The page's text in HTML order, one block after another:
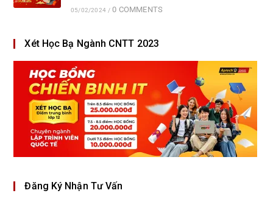
05/02/2024 / 0 COMMENTS
Xét Học Bạ Ngành CNTT 2023
Đăng Ký Nhận Tư Vấn